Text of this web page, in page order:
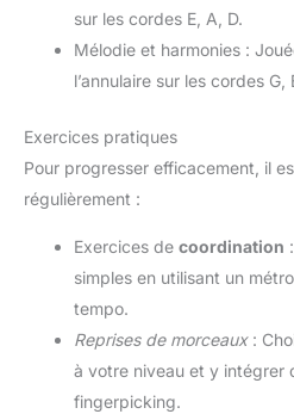
sur les cordes E, A, D.
Mélodie et harmonies :
l’annulaire sur les cordes G,
Exercices pratiques
Pour progresser efficacement, il
régulièrement :
Exercices de coordination
simples en utilisant un
tempo.
Reprises de morceaux:
à votre niveau et y intégrer
fingerpicking.